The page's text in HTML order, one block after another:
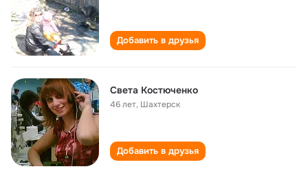
Добавить в друзья
Света Костюченко
46 лет, Шахтерск
Добавить в друзья